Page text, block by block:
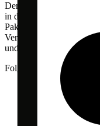
Der vermutlich
in der Schweiz ist der
Paket geht kaum. Er ist
Verkehrsmittel in der
und zu vielen anderen
Folgende Leistungen
Freie Fahrt mit
– also Bus, Bahn
Panoramazüge
,
bezahlt werden